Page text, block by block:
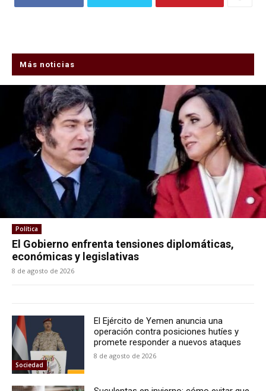
Más noticias
Política
El Gobierno enfrenta tensiones diplomáticas,
económicas y legislativas
8 de agosto de 2026
Sociedad
El Ejército de Yemen anuncia una
operación contra posiciones hutíes y
promete responder a nuevos ataques
8 de agosto de 2026